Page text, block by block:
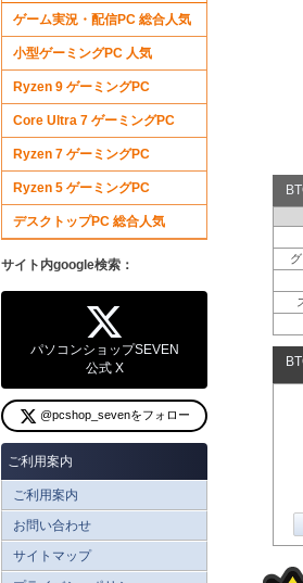
ゲーム実況・配信PC 総合人気
小型ゲーミングPC 人気
Ryzen 9 ゲーミングPC
Core Ultra 7 ゲーミングPC
Ryzen 7 ゲーミングPC
Ryzen 5 ゲーミングPC
デスクトップPC 総合人気
サイト内google検索：
パソコンショップSEVEN
公式 X
@pcshop_sevenをフォロー
ご利用案内
ご利用案内
お問い合わせ
サイトマップ